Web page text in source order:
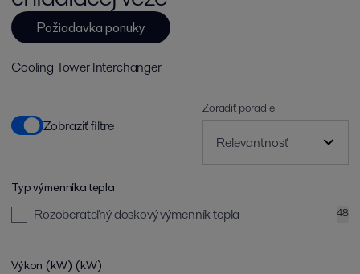
Požiadavka ponuky
Cooling Tower Interchanger
Zobraziť filtre
Zoradiť poradie
Typ výmenníka tepla
Rozoberateľný doskový výmenník tepla 48
Výkon (kW) (kW)